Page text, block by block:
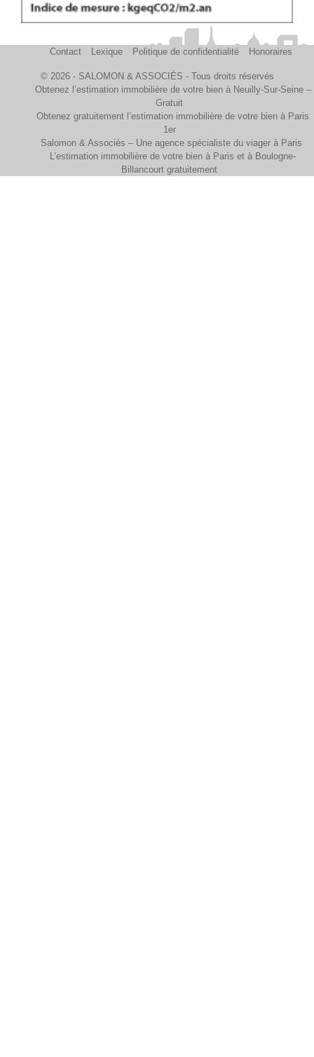
Contact Lexique Politique de confidentialité Honoraires
© 2026 - SALOMON & ASSOCIÉS - Tous droits réservés
Obtenez l’estimation immobilière de votre bien à Neuilly-Sur-Seine –
Gratuit
Obtenez gratuitement l’estimation immobilière de votre bien à Paris
1er
Salomon & Associés – Une agence spécialiste du viager à Paris
L’estimation immobilière de votre bien à Paris et à Boulogne-
Billancourt gratuitement